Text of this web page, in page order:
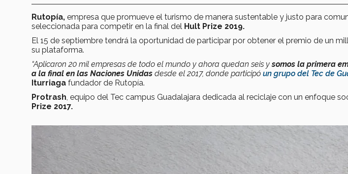
Rutopía, empresa que promueve el turismo de manera sustentable y justo para
seleccionada para competir en la final del Hult Prize 2019.
El 15 de septiembre tendrá la oportunidad de participar por obtener el premio de un
su plataforma.
“Aplicaron 20 mil empresas de todo el mundo y ahora quedan seis ysomos la primera
a la final en las Naciones Unidas desde el 2017, donde participó un grupo del Tec de
Iturriaga fundador de Rutopía.
Protrash , equipo del Tec campus Guadalajara dedicada al reciclaje con un enfoque
Prize 2017.